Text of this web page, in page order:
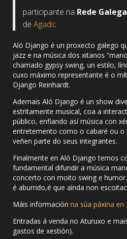
participante na Rede
de Agadic
Aló Django é un proxecto galego
jazz e na música dos xitanos
chamado gypsy swing, un estilo,
cuxo máximo representante é o
Django Reinhardt.
Ademais Aló Django é un show
estritamente musical, coa a
público, enfiando así música con
entretemento como o cabaré ou o
veñen parte do seus integrantes.
Finalmente en Aló Django temos
fundamental difundir a música
concerto con moito swing e
é aburrido,é que aínda non
Máis información na súa páxina en
Entradas á venda no Aturuxo e
gastos de xestión).